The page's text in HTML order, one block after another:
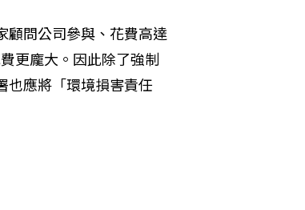
顧問公司參與、花費高達
更龐大。因此除了強制
也應將「環境損害責任